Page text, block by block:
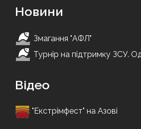
Новини
Змагання "АФЛ"
Турнір на підтримку ЗСУ.
Відео
"Екстрімфест" на Азові